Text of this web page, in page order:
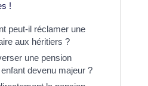
!
peut-il réclamer une
aux héritiers ?
une pension
devenu majeur ?